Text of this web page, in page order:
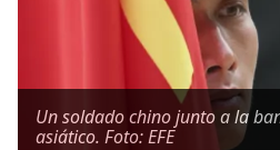
Un soldado chino junto a la
asiático. Foto: EFE